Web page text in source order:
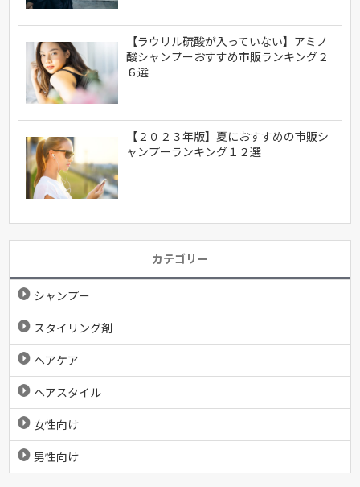
【ラウリル硫酸が入っていない】アミノ
酸シャンプーおすすめ市販ランキング２
６選
【２０２３年版】夏におすすめの市販シ
ャンプーランキング１２選
カテゴリー
シャンプー
スタイリング剤
ヘアケア
ヘアスタイル
女性向け
男性向け